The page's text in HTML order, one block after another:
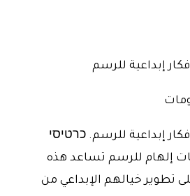
إبداعية للرسم
إبداعية للرسم. כרטיסי
إلهام للرسم تساعد هذه
تطوير خيالهم الإبداعي من